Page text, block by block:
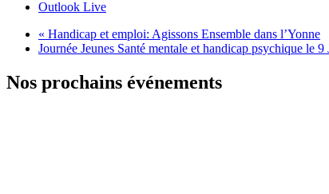
Outlook Live
« Handicap et emploi: Agissons Ensemble dans l’Yonne
Journée Jeunes Santé mentale et handicap psychique le 9
Nos prochains événements